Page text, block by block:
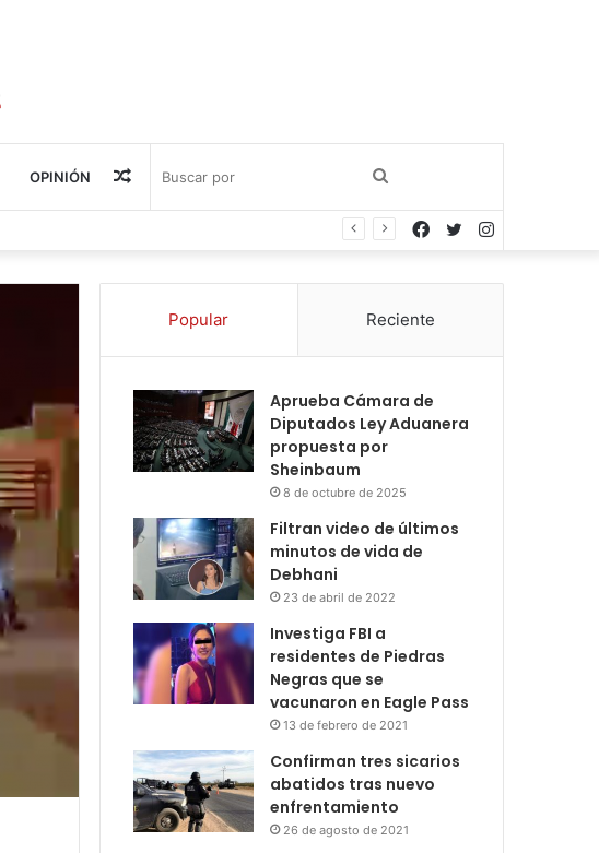
OPINIÓN
por
Publicación
Instagram
Twitter
Facebook
Popular Reciente
Aprueba Cámara de
Diputados Ley Aduanera
propuesta por
Sheinbaum
8 de octubre de 2025
Filtran video de últimos
minutos de vida de
Debhani
23 de abril de 2022
Investiga FBI a
residentes de Piedras
Negras que se
vacunaron en Eagle Pass
13 de febrero de 2021
Confirman tres sicarios
abatidos tras nuevo
enfrentamiento
26 de agosto de 2021